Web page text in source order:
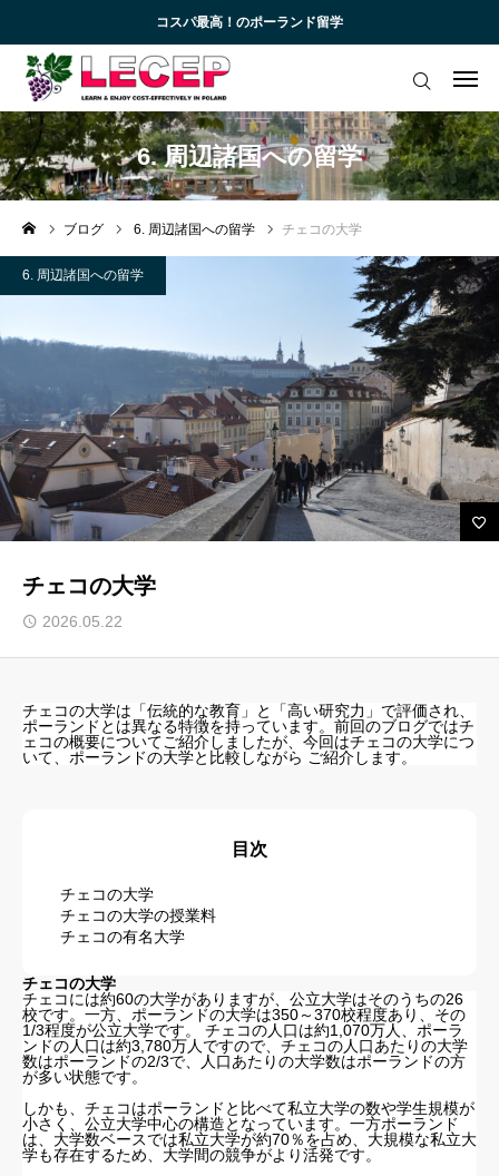
コスパ最高！のポーランド留学
6. 周辺諸国への留学
ブログ 6. 周辺諸国への留学 チェコの大学
6. 周辺諸国への留学
チェコの大学
2026.05.22
チェコの大学は「伝統的な教育」と「高い研究力」で評価され、
ポーランドとは異なる特徴を持っています。前回のブログではチ
ェコの概要についてご紹介しましたが、今回はチェコの大学につ
いて、ポーランドの大学と比較しながら ご紹介します。
目次
チェコの大学
チェコの大学の授業料
チェコの有名大学
チェコの大学
チェコには約60の大学がありますが、公立大学はそのうちの26
校です。一方、ポーランドの大学は350～370校程度あり、その
1/3程度が公立大学です。 チェコの人口は約1,070万人、ポーラ
ンドの人口は約3,780万人ですので、チェコの人口あたりの大学
数はポーランドの2/3で、人口あたりの大学数はポーランドの方
が多い状態です。
しかも、チェコはポーランドと比べて私立大学の数や学生規模が
小さく、公立大学中心の構造となっています。一方ポーランド
は、大学数ベースでは私立大学が約70％を占め、大規模な私立大
学も存在するため、大学間の競争がより活発です。
ログイン
アカデミック英語トレーニング
無料会員向けコンテンツと受講生向けサイト
ブログ 一覧
お問い合わせ
よくあるご質問 (FAQ)
ルセップについて
アカデミック英語トレーニング
無料会員向けコンテンツと受講生向けサイト
ブログ 一覧
受講生様専用サイト
プライバシーポリシー